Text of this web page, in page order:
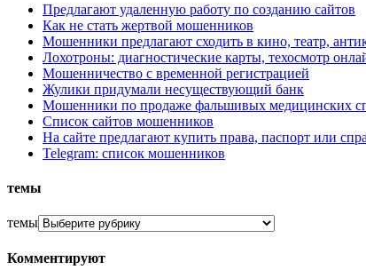
Предлагают удаленную работу по созданию сайтов
Как не стать жертвой мошенников
Мошенники предлагают сходить в кино, театр,
Лохотроны: диагностические карты, техосмотр
Мошенничество с временной регистрацией
Жулики придумали несуществующий банк
Мошенники по продаже фальшивых медицинских
Список сайтов мошенников
На сайте предлагают купить права, паспорт или
Telegram: список мошенников
темы
темы
Комментируют